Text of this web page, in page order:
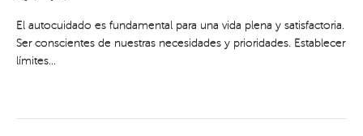
El autocuidado es fundamental para una vida plena y satisfactoria.
Ser conscientes de nuestras necesidades y prioridades. Establecer
límites...